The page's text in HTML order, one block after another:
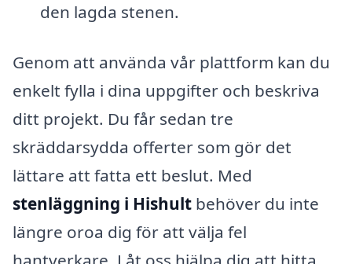
den lagda stenen.
Genom att använda vår plattform kan du
enkelt fylla i dina uppgifter och beskriva
ditt projekt. Du får sedan tre
skräddarsydda offerter som gör det
lättare att fatta ett beslut. Med
stenläggning i Hishult behöver du inte
längre oroa dig för att välja fel